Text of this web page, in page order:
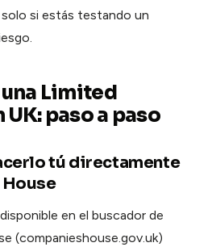
si estás testando un
Limited
UK: paso a paso
tú directamente
en el buscador de
(companieshouse.gov.uk)